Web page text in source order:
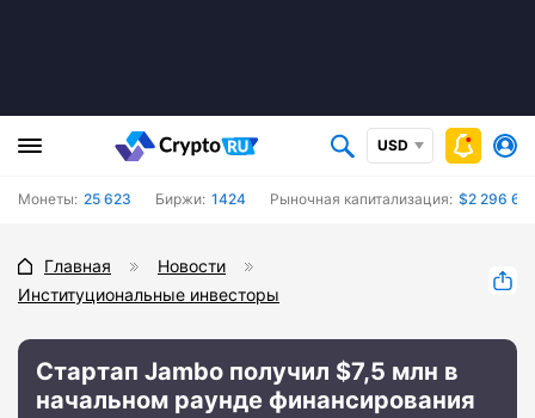
USD
Монеты: 25 623 Биржи: 1424 Рыночная капитализация: $2 296
Главная
Новости
Институциональные инвесторы
Стартап Jambo получил $7,5 млн в
начальном раунде финансирования